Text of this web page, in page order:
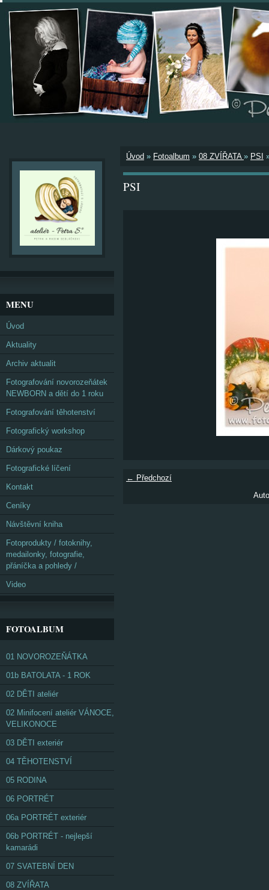
Úvod » Fotoalbum » 08 ZVÍŘATA » PSI
PSI
← Předchozí
MENU
Úvod
Aktuality
Archiv aktualit
Fotografování novorozeňátek
NEWBORN a dětí do 1 roku
Fotografování těhotenství
Fotografický workshop
Dárkový poukaz
Fotografické líčení
Kontakt
Ceníky
Návštěvní kniha
Fotoprodukty / fotoknihy,
medailonky, fotografie,
přáníčka a pohledy /
Video
FOTOALBUM
01 NOVOROZEŇÁTKA
01b BATOLATA - 1 ROK
02 DĚTI ateliér
02 Minifocení ateliér VÁNOCE,
VELIKONOCE
03 DĚTI exteriér
04 TĚHOTENSTVÍ
05 RODINA
06 PORTRÉT
06a PORTRÉT exteriér
06b PORTRÉT - nejlepší
kamarádi
07 SVATEBNÍ DEN
08 ZVÍŘATA